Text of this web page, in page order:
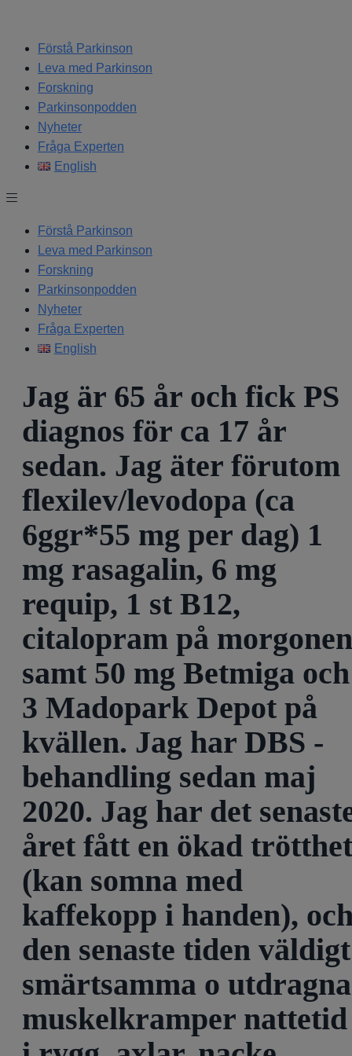
innehåll
Förstå Parkinson
Leva med Parkinson
Forskning
Parkinsonpodden
Nyheter
Fråga Experten
English
Förstå Parkinson
Leva med Parkinson
Forskning
Parkinsonpodden
Nyheter
Fråga Experten
English
Jag är 65 år och fick PS
diagnos för ca 17 år
sedan. Jag äter förutom
flexilev/levodopa (ca
6ggr*55 mg per dag) 1
mg rasagalin, 6 mg
requip, 1 st B12,
citalopram på morgonen
samt 50 mg Betmiga och
3 Madopark Depot på
kvällen. Jag har DBS -
behandling sedan maj
2020. Jag har det
året fått en ökad trötthet
(kan somna med
kaffekopp i handen),
den senaste tiden väldigt
smärtsamma o utdragna
muskelkramper nattetid